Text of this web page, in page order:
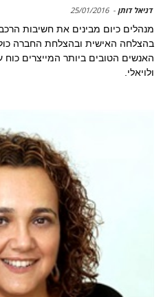
דניאל דותן -
25/01/2016
מנהלים כיום מבינים את חשיבות
בהצלחה האישית ובהצלחת החברה
האנשים הטובים ביותר המייצרים
ולויאלי.